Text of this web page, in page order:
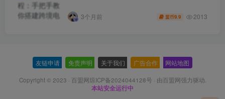
3个月前 盟币9.9 2013
友链申请 免责声明 关于我们 广告合作 网站地图
Copyright © 2023 · 百盟网琼ICP备2024044128号 · 由百盟网强力驱动.
本站安全运行中